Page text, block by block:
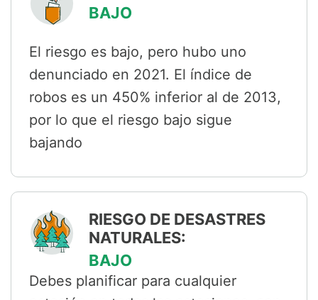
BAJO
El riesgo es bajo, pero hubo uno
denunciado en 2021. El índice de
robos es un 450% inferior al de 2013,
por lo que el riesgo bajo sigue
bajando
RIESGO DE DESASTRES
NATURALES:
BAJO
Debes planificar para cualquier